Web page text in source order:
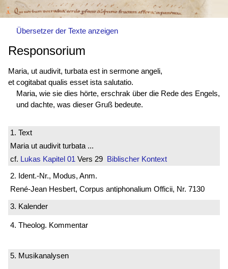
Übersetzer der Texte anzeigen
Responsorium
Maria, ut audivit, turbata est in sermone angeli,
et cogitabat qualis esset ista salutatio.
Maria, wie sie dies hörte, erschrak über die Rede des Engels,
und dachte, was dieser Gruß bedeute.
1. Text
Maria ut audivit turbata ...
cf. Lukas Kapitel 01 Vers 29 Biblischer Kontext
2. Ident.-Nr., Modus, Anm.
René-Jean Hesbert, Corpus antiphonalium Officii, Nr. 7130
3. Kalender
4. Theolog. Kommentar
5. Musikanalysen